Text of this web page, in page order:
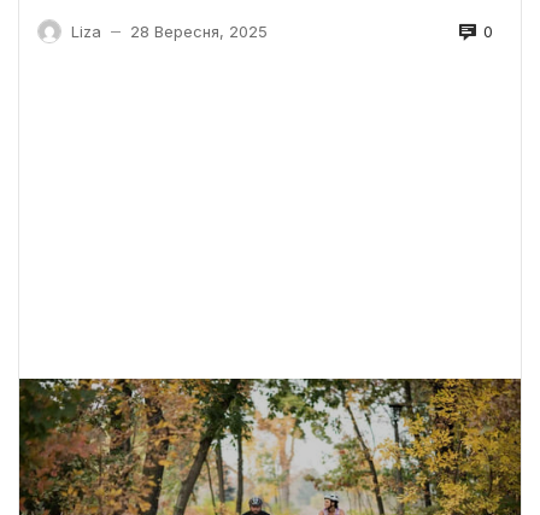
Liza — 28 Вересня, 2025 0